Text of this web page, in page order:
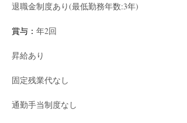
退職金制度あり(最低勤務年数:3年)
賞与： 年2回
昇給あり
固定残業代なし
通勤手当制度なし